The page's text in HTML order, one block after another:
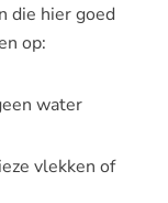
die hier goed
op:
water
vlekken of